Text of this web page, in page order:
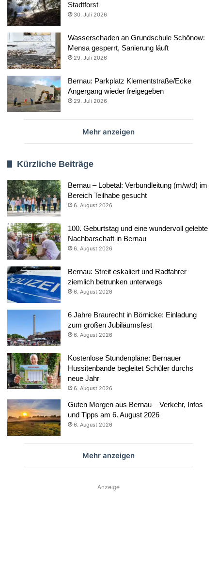
Stadtforst
30. Juli 2026
Wasserschaden an Grundschule Schönow:
Mensa gesperrt, Sanierung läuft
29. Juli 2026
Bernau: Parkplatz Klementstraße/Ecke
Angergang wieder freigegeben
29. Juli 2026
Mehr anzeigen
Kürzliche Beiträge
Bernau – Lobetal: Verbundleitung (m/w/d) im
Bereich Teilhabe gesucht
6. August 2026
100. Geburtstag und eine wundervoll gelebte
Nachbarschaft in Bernau
6. August 2026
Bernau: Streit eskaliert und Radfahrer
ziemlich betrunken unterwegs
6. August 2026
6 Jahre Braurecht in Börnicke: Einladung
zum großen Jubiläumsfest
6. August 2026
Kostenlose Stundenpläne: Bernauer
Hussitenbande begleitet Schüler durchs
neue Jahr
6. August 2026
Guten Morgen aus Bernau – Verkehr, Infos
und Tipps am 6. August 2026
6. August 2026
Mehr anzeigen
Anzeige